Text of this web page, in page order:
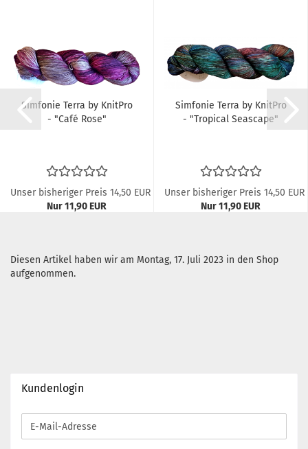
Simfonie Terra by KnitPro
- "Café Rose"
Unser bisheriger Preis 14,50 EUR
Nur 11,90 EUR
Simfonie Terra by KnitPro
- "Tropical Seascape"
Unser bisheriger Preis 14,50 EUR
Nur 11,90 EUR
Diesen Artikel haben wir am Montag, 17. Juli 2023 in den Shop
aufgenommen.
Kundenlogin
E-
Mail-